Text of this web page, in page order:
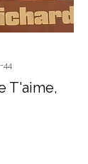
44
T'aime,